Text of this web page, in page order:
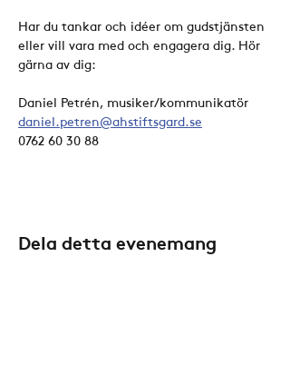
Har du tankar och idéer om gudstjänsten
eller vill vara med och engagera dig. Hör
gärna av dig:
Daniel Petrén, musiker/kommunikatör
daniel.petren@ahstiftsgard.se
0762 60 30 88
Dela detta evenemang